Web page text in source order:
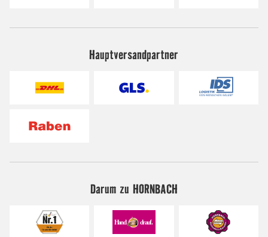
Hauptversandpartner
Darum zu HORNBACH